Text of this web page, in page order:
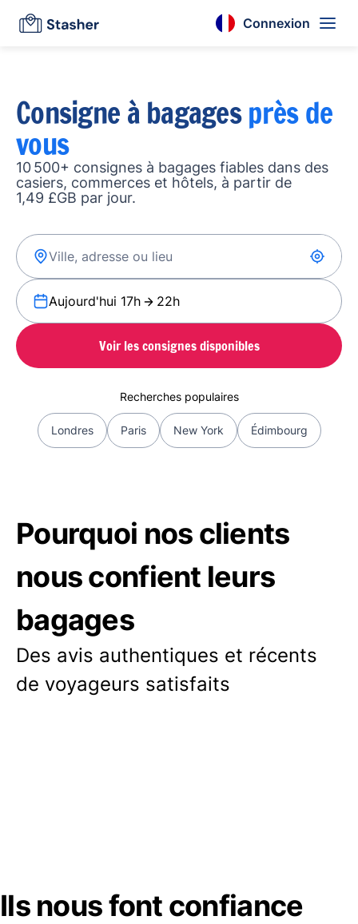
Connexion
Consigne à bagagesprès de
vous
10 500+ consignes à bagages fiables dans des
casiers, commerces et hôtels, à partir de
1,49 £GB par jour.
Aujourd'hui 17h 22h
Voir les consignes disponibles
Recherches populaires
Londres Paris New York Édimbourg
Pourquoi nos clients
nous confient leurs
bagages
Des avis authentiques et récents
de voyageurs satisfaits
Ils nous font confiance